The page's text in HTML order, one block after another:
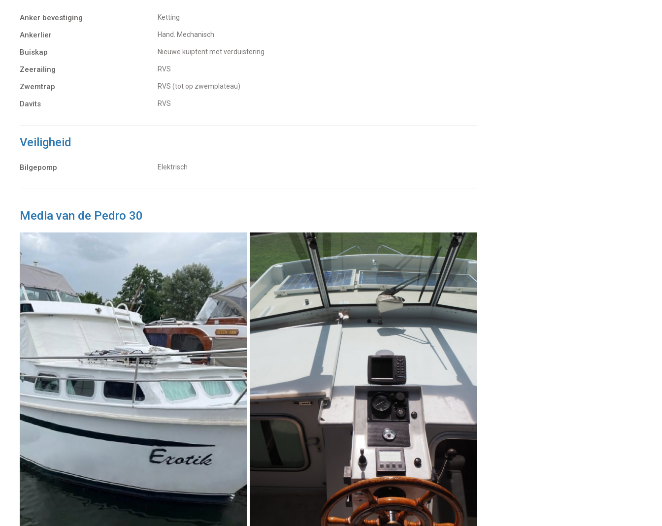
Anker bevestiging Ketting
Ankerlier Hand. Mechanisch
Buiskap Nieuwe kuiptent met verduistering
Zeerailing RVS
Zwemtrap RVS (tot op zwemplateau)
Davits RVS
Veiligheid
Bilgepomp Elektrisch
Media van de Pedro 30